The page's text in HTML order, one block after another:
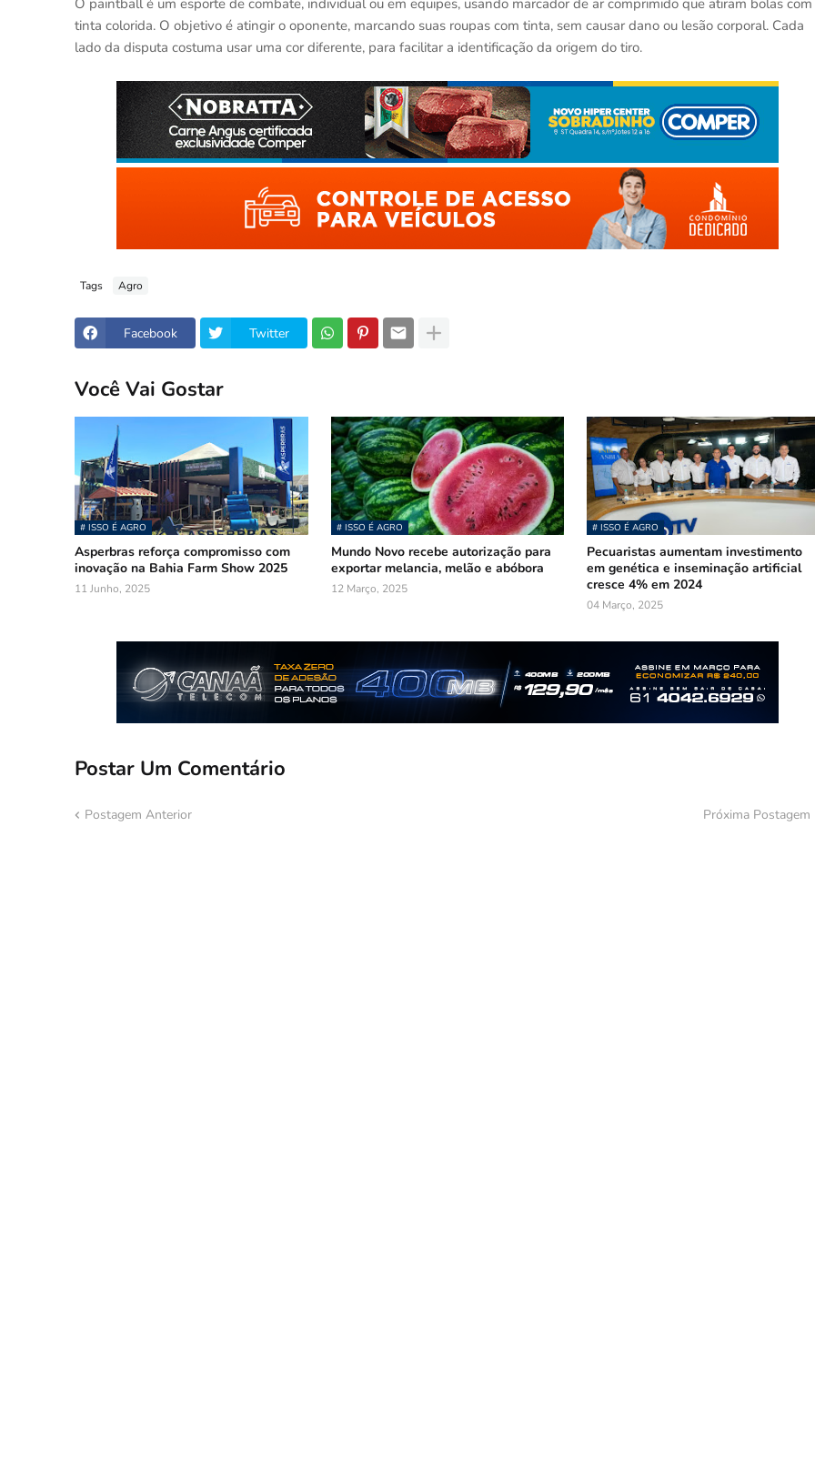
O paintball é um esporte de combate, individual ou em equipes, usando marcador de ar comprimido que atiram bolas com
tinta colorida. O objetivo é atingir o oponente, marcando suas roupas com tinta, sem causar dano ou lesão corporal. Cada
lado da disputa costuma usar uma cor diferente, para facilitar a identificação da origem do tiro.
Tags Agro
Facebook Twitter
Você Vai Gostar
# ISSO É AGRO
Asperbras reforça compromisso com
inovação na Bahia Farm Show 2025
11 Junho, 2025
# ISSO É AGRO
Mundo Novo recebe autorização para
exportar melancia, melão e abóbora
12 Março, 2025
# ISSO É AGRO
Pecuaristas aumentam investimento
em genética e inseminação artificial
cresce 4% em 2024
04 Março, 2025
Postar Um Comentário
Postagem Anterior Próxima Postagem